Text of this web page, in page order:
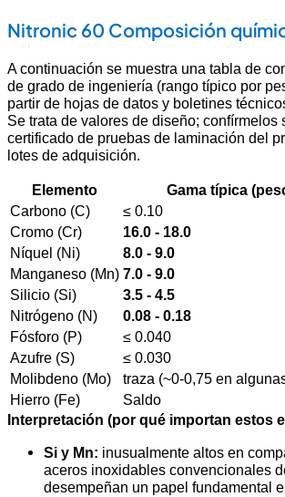
Nitronic 60 Composición
A continuación se muestra una tabla de
de grado de ingeniería (rango típico por
partir de hojas de datos y boletines
Se trata de valores de diseño; confírmelos
certificado de pruebas de laminación del
lotes de adquisición.
Elemento
Gama típica
Carbono (C)
≤ 0.10
Cromo (Cr)
16.0 - 18.0
Níquel (Ni)
8.0 - 9.0
Manganeso (Mn) 7.0 - 9.0
Silicio (Si)
3.5 - 4.5
Nitrógeno (N)
0.08 - 0.18
Fósforo (P)
≤ 0.040
Azufre (S)
≤ 0.030
Molibdeno (Mo)
traza (~0-0,75 en
Hierro (Fe)
Saldo
Interpretación (por qué importan estos
Si y Mn: inusualmente altos en
aceros inoxidables convencionales
desempeñan un papel fundamental